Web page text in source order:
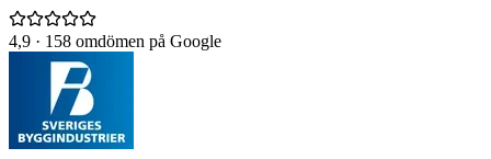
4,9 · 158 omdömen på Google